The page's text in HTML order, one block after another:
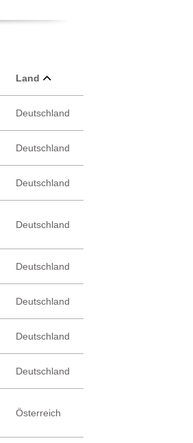
Land
Deutschland
Deutschland
Deutschland
Deutschland
Deutschland
Deutschland
Deutschland
Deutschland
Österreich